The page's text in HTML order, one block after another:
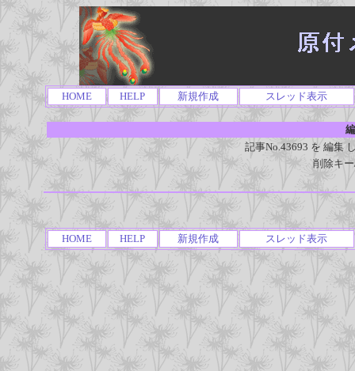
HOME HELP 新規作成 スレッド表示
記事No.43693 を 編集
削除キ
HOME HELP 新規作成 スレッド表示